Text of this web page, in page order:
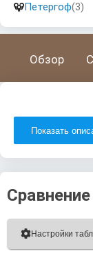
Петергоф(3)
Обзор
Показать
Настройки